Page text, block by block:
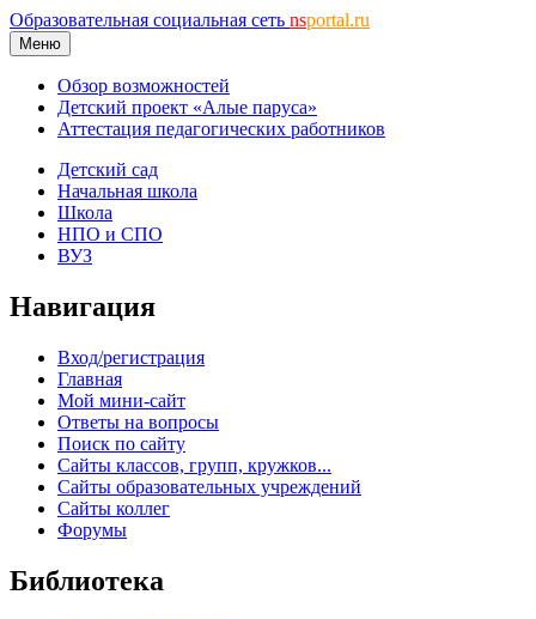
Образовательная социальная сеть nsportal.ru
Меню
Обзор возможностей
Детский проект «Алые паруса»
Аттестация педагогических работников
Детский сад
Начальная школа
Школа
НПО и СПО
ВУЗ
Навигация
Вход/регистрация
Главная
Мой мини-сайт
Ответы на вопросы
Поиск по сайту
Сайты классов, групп, кружков...
Сайты образовательных учреждений
Сайты коллег
Форумы
Библиотека